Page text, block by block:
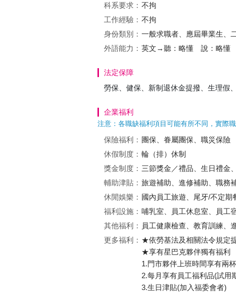
科系要求： 不拘
工作經驗： 不拘
身份類別： 一般求職者、應屆畢業生、
外語能力： 英文→聽：略懂 說：略懂
法定保障
勞保、健保、新制退休金提撥、生理假
企業福利
注意：各職缺福利項目可能有所不同，實際
保險福利： 團保、眷屬團保、職災保險
休假制度： 輪（排）休制
獎金制度： 三節獎金／禮品、生日禮金
輔助津貼： 旅遊補助、進修補助、職務
休閒娛樂： 國內員工旅遊、尾牙/不定期
福利設施： 哺乳室、員工休息室、員工
其他福利： 員工健康檢查、教育訓練、
更多福利： ★依勞基法及相關法令規定
★享有星巴克夥伴獨有福利
1.門市夥伴上班時間享有兩
2.每月享有員工福利品(試用
3.生日津貼(加入福委會者)